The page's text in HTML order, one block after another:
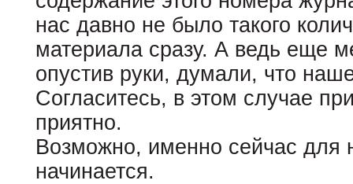
нас давно не было такого
материала сразу. А ведь еще
опустив руки, думали, что
Согласитесь, в этом случае
приятно.
Возможно, именно сейчас для
начинается.